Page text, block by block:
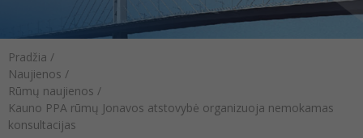
Pradžia /
Naujienos /
Rūmų naujienos /
Kauno PPA rūmų Jonavos atstovybė organizuoja nemokamas
konsultacijas